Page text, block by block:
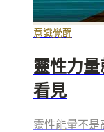
意識覺醒
靈性力
看見
靈性能量不是